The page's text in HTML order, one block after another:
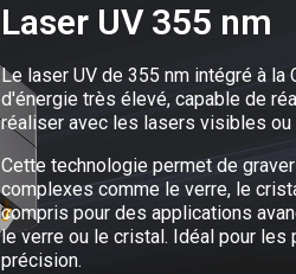
Laser UV 355 nm
Le laser UV de 355 nm intégré à la
d'énergie très élevé, capable de
réaliser avec les lasers visibles ou
Cette technologie permet de
complexes comme le verre, le
compris pour des applications
le verre ou le cristal. Idéal pour
précision.